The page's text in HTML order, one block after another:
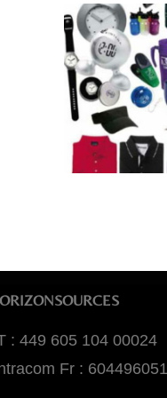
: 449 605 104 00024
Fr :